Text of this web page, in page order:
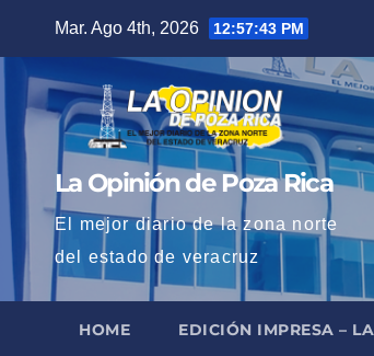
contenido
Mar. Ago 4th, 2026 12:57:44 PM
La Opinión de Poza Rica
El mejor diario de la zona norte
del estado de veracruz
HOME EDICIÓN IMPRESA –